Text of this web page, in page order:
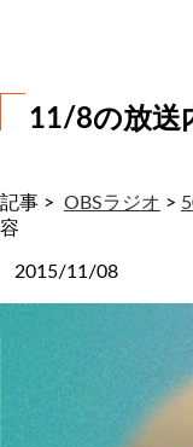
11/8の放送
記事 > OBSラジオ >
容
2015/11/08